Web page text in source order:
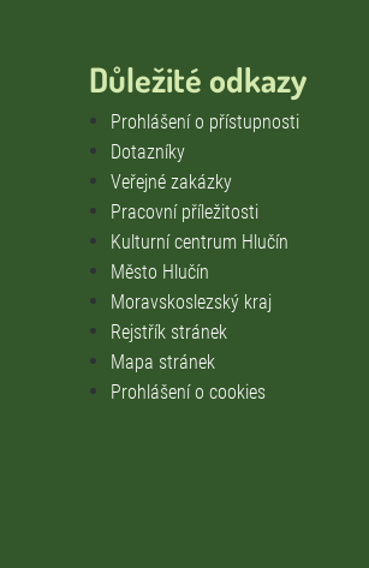
Důležité odkazy
Prohlášení o přístupnosti
Dotazníky
Veřejné zakázky
Pracovní příležitosti
Kulturní centrum Hlučín
Město Hlučín
Moravskoslezský kraj
Rejstřík stránek
Mapa stránek
Prohlášení o cookies